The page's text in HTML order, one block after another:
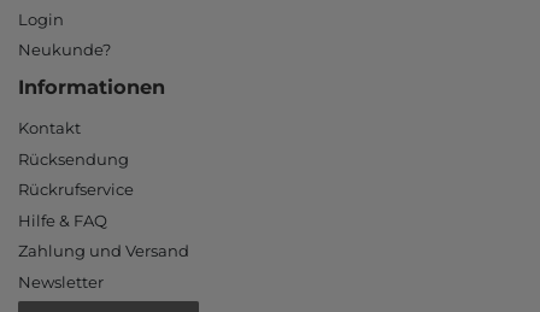
Login
Neukunde?
Informationen
Kontakt
Rücksendung
Rückrufservice
Hilfe & FAQ
Zahlung und Versand
Newsletter